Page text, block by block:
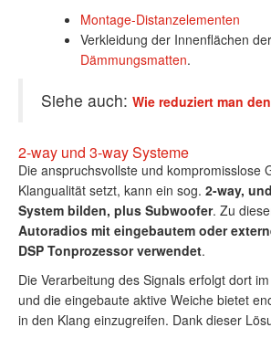
Montage-Distanzelementen
Verkleidung der Innenflächen
Dämmungsmatten.
Siehe auch: Wie reduziert man
2-way und 3-way Systeme
Die anspruchsvollste und kompromisslose
Klangualität setzt, kann ein sog. 2-way,
System bilden, plus Subwoofer. Zu
Autoradios mit eingebautem oder
DSP Tonprozessor verwendet.
Die Verarbeitung des Signals erfolgt dort
und die eingebaute aktive Weiche bietet
in den Klang einzugreifen. Dank dieser